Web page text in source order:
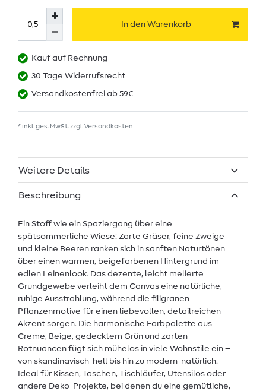
In den Warenkorb
Kauf auf Rechnung
30 Tage Widerrufsrecht
Versandkostenfrei ab 59€
* inkl. ges. MwSt. zzgl.Versandkosten
Weitere Details
Beschreibung
Ein Stoff wie ein Spaziergang über eine
spätsommerliche Wiese: Zarte Gräser, feine Zweige
und kleine Beeren ranken sich in sanften Naturtönen
über einen warmen, beigefarbenen Hintergrund im
edlen Leinenlook. Das dezente, leicht melierte
Grundgewebe verleiht dem Canvas eine natürliche,
ruhige Ausstrahlung, während die filigranen
Pflanzenmotive für einen liebevollen, detailreichen
Akzent sorgen. Die harmonische Farbpalette aus
Creme, Beige, gedecktem Grün und zarten
Rotnuancen fügt sich mühelos in viele Wohnstile ein –
von skandinavisch-hell bis hin zu modern-natürlich.
Ideal für Kissen, Taschen, Tischläufer, Utensilos oder
andere Deko-Projekte, bei denen du eine gemütliche,